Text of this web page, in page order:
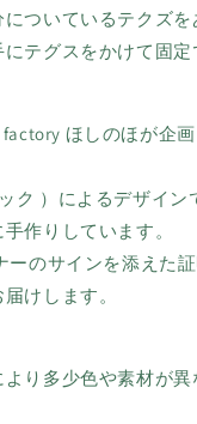
ついているテクズ
テグスをかけて固定
ほしのほが企
ク ）によるデザイン
作りしています。
ーのサインを添えた
けします。
り多少色や素材が異